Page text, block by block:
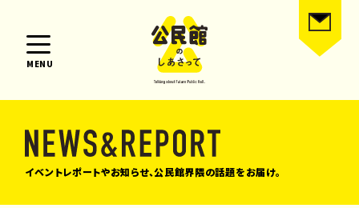
MENU
イベントレポートやお知らせ、公民館界隈の話題をお届け。